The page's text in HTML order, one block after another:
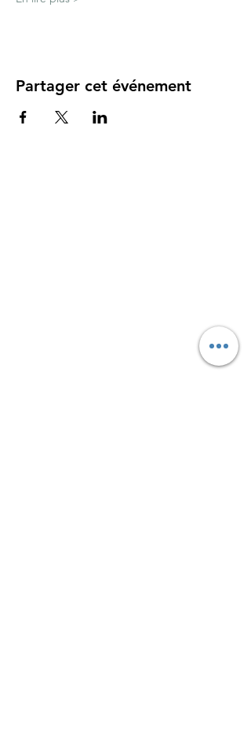
Partager cet événement